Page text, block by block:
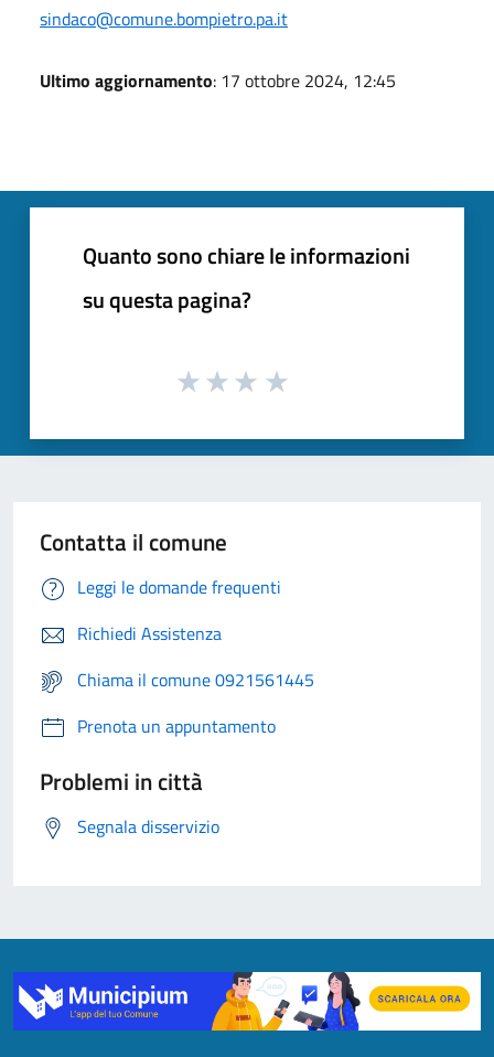
sindaco@comune.bompietro.pa.it
Ultimo aggiornamento: 17 ottobre 2024, 12:45
Quanto sono chiare le informazioni
su questa pagina?
Contatta il comune
Leggi le domande frequenti
Richiedi Assistenza
Chiama il comune 0921561445
Prenota un appuntamento
Problemi in città
Segnala disservizio